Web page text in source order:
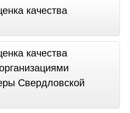
качества
качества
Свердловской